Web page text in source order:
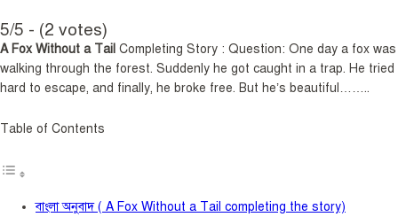
5/5 - (2 votes)
A Fox Without a Tail Completing Story : Question: One day a fox was
walking through the forest. Suddenly he got caught in a trap. He tried
hard to escape, and finally, he broke free. But he’s beautiful……..
Table of Contents
বাংলা অনুবাদ ( A Fox Without a Tail completing the story)